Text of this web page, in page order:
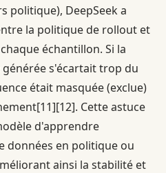
politique), DeepSeek a
la politique de rollout et
échantillon. Si la
s'écartait trop du
était masquée (exclue)
[11][12]. Cette astuce
d'apprendre
données en politique ou
ainsi la stabilité et